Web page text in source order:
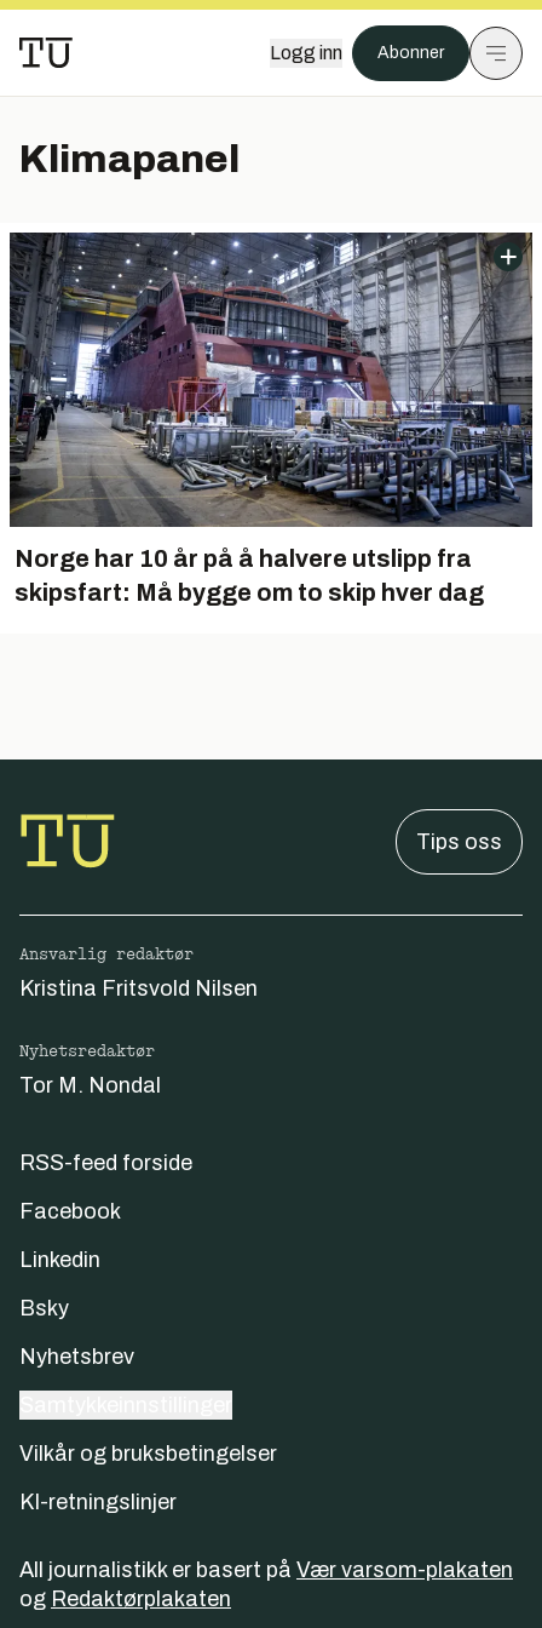
Logg inn Abonner
Klimapanel
Norge har 10 år på å halvere utslipp fra
skipsfart: Må bygge om to skip hver dag
Tips oss
Ansvarlig redaktør
Kristina Fritsvold Nilsen
Nyhetsredaktør
Tor M. Nondal
RSS-feed forside
Facebook
Linkedin
Bsky
Nyhetsbrev
Vilkår og bruksbetingelser
KI-retningslinjer
All journalistikk er basert på Vær varsom-plakaten
og Redaktørplakaten